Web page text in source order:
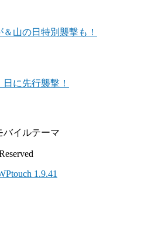
山の日特別襲撃も！
に先行襲撃！
バイルテーマ
1.9.41